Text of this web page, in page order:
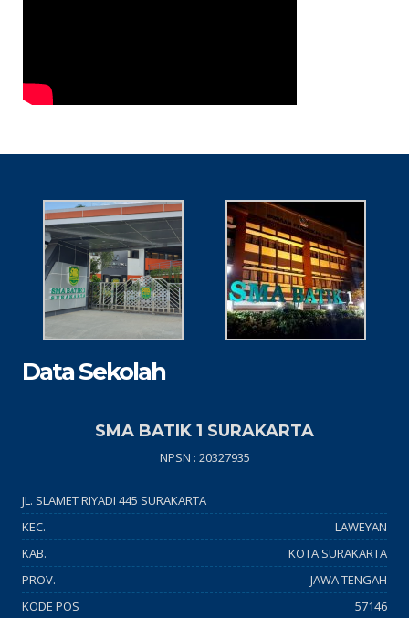
Data Sekolah
SMA BATIK 1 SURAKARTA
NPSN : 20327935
JL. SLAMET RIYADI 445 SURAKARTA
KEC.
LAWEYAN
KAB.
KOTA SURAKARTA
PROV.
JAWA TENGAH
KODE POS
57146